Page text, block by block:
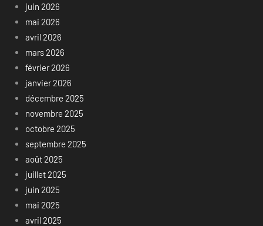
juin 2026
mai 2026
avril 2026
mars 2026
février 2026
janvier 2026
décembre 2025
novembre 2025
octobre 2025
septembre 2025
août 2025
juillet 2025
juin 2025
mai 2025
avril 2025